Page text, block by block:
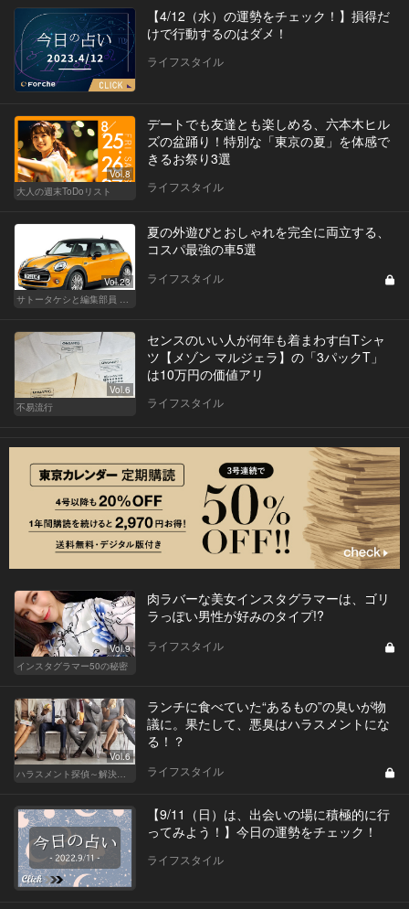
【4/12（水）の運勢をチェック！】損得だ
けで行動するのはダメ！
ライフスタイル
Vol.8
大人の週末ToDoリスト
デートでも友達とも楽しめる、六本木ヒル
ズの盆踊り！特別な「東京の夏」を体感で
きるお祭り3選
ライフスタイル
Vol.23
夏の外遊びとおしゃれを完全に両立する、
コスパ最強の車5選
ライフスタイル
Vol.6
不易流行
センスのいい人が何年も着まわす白Tシャ
ツ【メゾン マルジェラ】の「3パックT」
は10万円の価値アリ
ライフスタイル
Vol.9
インスタグラマー50の秘密
肉ラバーな美女インスタグラマーは、ゴリ
ラっぽい男性が好みのタイプ!?
ライフスタイル
Vol.6
ハラスメント探偵～解決編～
ランチに食べていた“あるもの”の臭いが物
議に。果たして、悪臭はハラスメントにな
る！？
ライフスタイル
【9/11（日）は、出会いの場に積極的に行
ってみよう！】今日の運勢をチェック！
ライフスタイル